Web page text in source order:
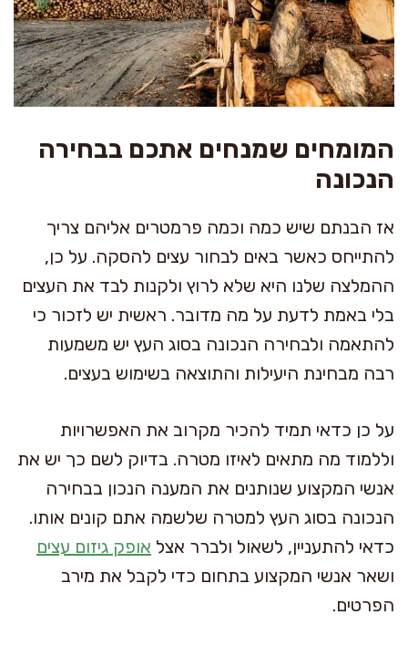
המומחים שמנחים אתכם בבחירה
הנכונה
אז הבנתם שיש כמה וכמה פרמטרים אליהם צריך
להתייחס כאשר באים לבחור עצים להסקה. על כן,
ההמלצה שלנו היא שלא לרוץ ולקנות לבד את העצים
בלי באמת לדעת על מה מדובר. ראשית יש לזכור כי
להתאמה ולבחירה הנכונה בסוג העץ יש משמעות
רבה מבחינת היעילות והתוצאה בשימוש בעצים.
על כן כדאי תמיד להכיר מקרוב את האפשרויות
וללמוד מה מתאים לאיזו מטרה. בדיוק לשם כך יש את
אנשי המקצוע שנותנים את המענה הנכון בבחירה
הנכונה בסוג העץ למטרה שלשמה אתם קונים אותו.
כדאי להתעניין, לשאול ולברר אצל אופק גיזום עצים
ושאר אנשי המקצוע בתחום כדי לקבל את מירב
הפרטים.